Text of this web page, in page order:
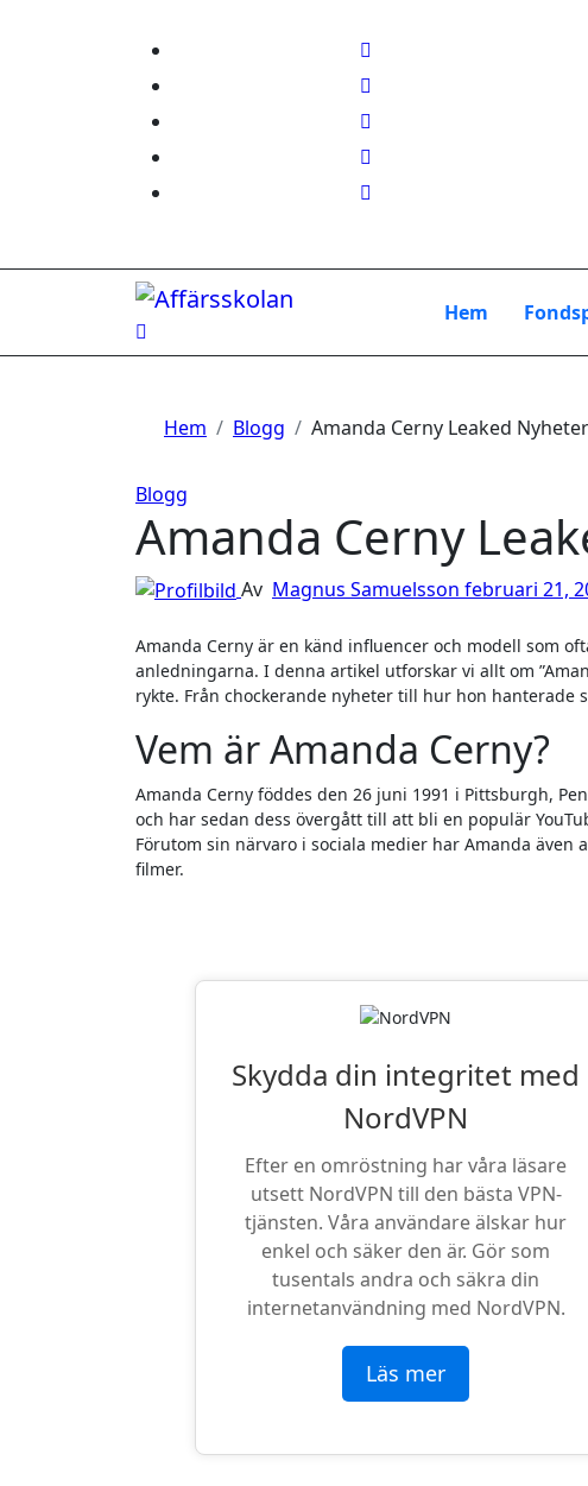
Hem
Hem Blogg Amanda Cerny Leaked
Blogg
Amanda Cerny
Av Magnus Samuelsson februari 21,
Amanda Cerny är en känd influencer och modell som ofta hamnar i rampljuset, men ibland inte av de bästa
anledningarna. I denna artikel utforskar vi allt om
rykte. Från chockerande nyheter till hur hon hanterade
Vem är Amanda Cerny?
Amanda Cerny föddes den 26 juni 1991 i Pittsburgh,
och har sedan dess övergått till att bli en populär
Förutom sin närvaro i sociala medier har Amanda även
filmer.
Skydda din integritet med
NordVPN
Efter en omröstning har våra läsare
utsett NordVPN till den bästa VPN-
tjänsten. Våra användare älskar hur
enkel och säker den är. Gör som
tusentals andra och säkra din
internetanvändning med NordVPN.
Läs mer